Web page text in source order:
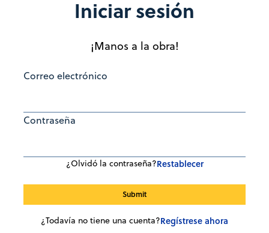
Iniciar sesión
¡Manos a la obra!
Correo electrónico
Contraseña
¿Olvidó la contraseña?Restablecer
¿Todavía no tiene una cuenta?Regístrese ahora